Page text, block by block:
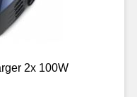
2x 100W